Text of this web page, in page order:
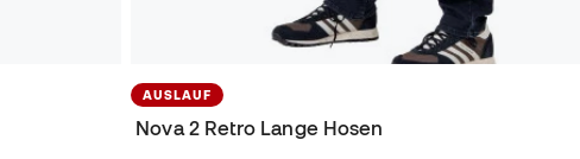
AUSLAUF
Nova 2 Retro Lange Hosen